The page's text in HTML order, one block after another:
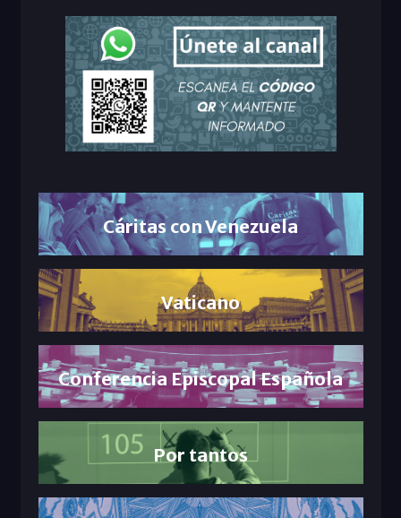
Cáritas con Venezuela
Vaticano
Conferencia Episcopal Española
Por tantos